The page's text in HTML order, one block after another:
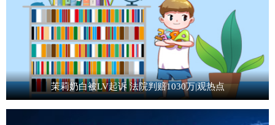
茉莉奶白被LV起诉 法院判赔1030万|观热点